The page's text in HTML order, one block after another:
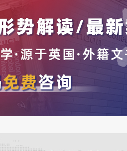
哪些？优越教育怎么样?】相关
细申请规划及方案定制请预约优